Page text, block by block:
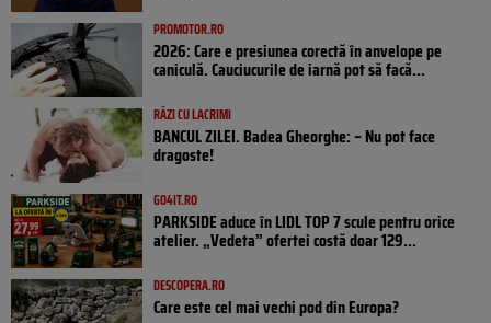
PROMOTOR.RO
2026: Care e presiunea corectă în anvelope pe
caniculă. Cauciucurile de iarnă pot să facă...
RÂZI CU LACRIMI
BANCUL ZILEI. Badea Gheorghe: – Nu pot face
dragoste!
GO4IT.RO
PARKSIDE aduce în LIDL TOP 7 scule pentru orice
atelier. „Vedeta” ofertei costă doar 129...
DESCOPERA.RO
Care este cel mai vechi pod din Europa?